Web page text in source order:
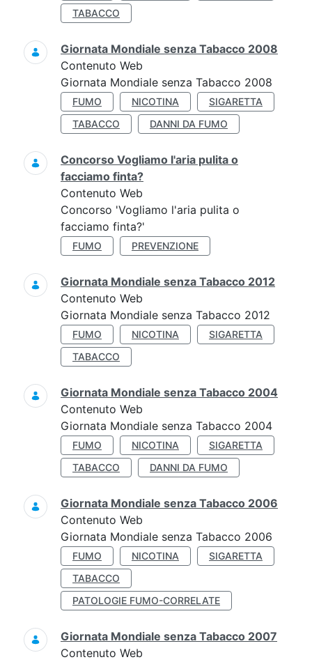
TABACCO
Giornata Mondiale senza Tabacco 2008
Contenuto Web
Giornata Mondiale senza Tabacco 2008
FUMO NICOTINA
SIGARETTA
TABACCO
DANNI DA FUMO
Concorso Vogliamo l'aria pulita o
facciamo finta?
Contenuto Web
Concorso 'Vogliamo l'aria pulita o
facciamo finta?'
FUMO PREVENZIONE
Giornata Mondiale senza Tabacco 2012
Contenuto Web
Giornata Mondiale senza Tabacco 2012
FUMO NICOTINA
SIGARETTA
TABACCO
Giornata Mondiale senza Tabacco 2004
Contenuto Web
Giornata Mondiale senza Tabacco 2004
FUMO NICOTINA
SIGARETTA
TABACCO
DANNI DA FUMO
Giornata Mondiale senza Tabacco 2006
Contenuto Web
Giornata Mondiale senza Tabacco 2006
FUMO NICOTINA
SIGARETTA
TABACCO
PATOLOGIE FUMO-CORRELATE
Giornata Mondiale senza Tabacco 2007
Contenuto Web